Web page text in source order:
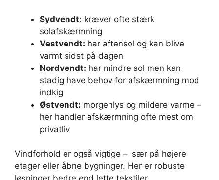
Sydvendt: kræver ofte stærk
solafskærmning
Vestvendt: har aftensol og kan blive
varmt sidst på dagen
Nordvendt: har mindre sol men kan
stadig have behov for afskærmning mod
indkig
Østvendt: morgenlys og mildere varme –
her handler afskærmning ofte mest om
privatliv
Vindforhold er også vigtige – især på højere
etager eller åbne bygninger. Her er robuste